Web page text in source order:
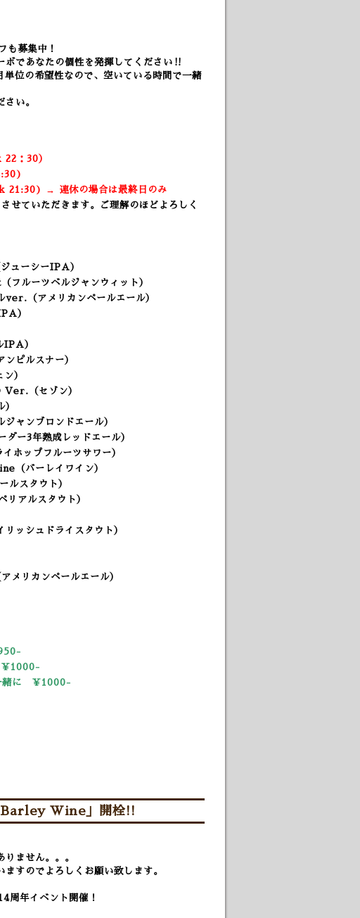
も募集中！
ボであなたの個性を発揮してください‼
の希望性なので、空いている時間で一緒
い。
：30）
0)
21:30) → 連休の場合は最終日のみ
させていただきます。ご理解のほどよろしく
ジューシーIPA）
ルーツベルジャンウィット）
（アメリカンペールエール）
）
IPA）
ンピルスナー）
）
（セゾン）
ャンブロンドエール）
ー3年熟成レッドエール）
ップフルーツサワー）
（バーレイワイン）
ルスタウト）
アルスタウト）
ッシュドライスタウト）
リカンペールエール）
￥1000-
緒に ￥1000-
Barley Wine」開栓!!
ません。。。
すのでよろしくお願い致します。
イベント開催！